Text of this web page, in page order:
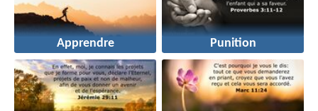
Apprendre Punition